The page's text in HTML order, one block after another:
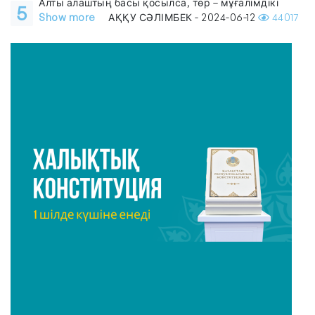
5
Show more
АҚҚУ СӘЛІМБЕК - 2024-06-12 44017